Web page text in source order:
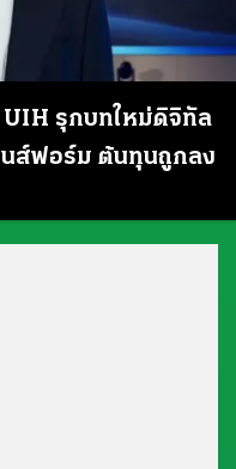
รุกบทใหม่ดิจิทัล
นส์ฟอร์ม ต้นทุนถูกลง